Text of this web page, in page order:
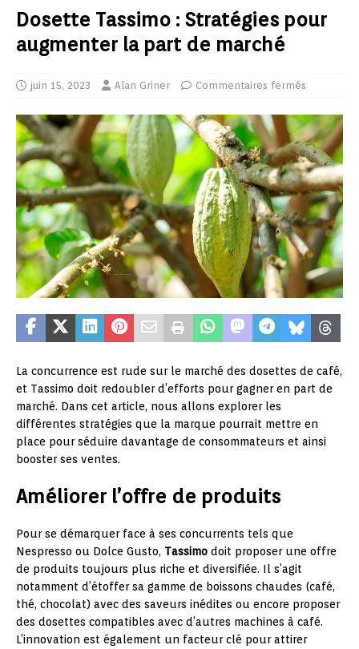
Dosette Tassimo : Stratégies pour
augmenter la part de marché
juin 15, 2023 Alan Griner Commentaires fermés
La concurrence est rude sur le marché des dosettes de café,
et Tassimo doit redoubler d’efforts pour gagner en part de
marché. Dans cet article, nous allons explorer les
différentes stratégies que la marque pourrait mettre en
place pour séduire davantage de consommateurs et ainsi
booster ses ventes.
Améliorer l’offre de produits
Pour se démarquer face à ses concurrents tels que
Nespresso ou Dolce Gusto, Tassimo doit proposer une offre
de produits toujours plus riche et diversifiée. Il s’agit
notamment d’étoffer sa gamme de boissons chaudes (café,
thé, chocolat) avec des saveurs inédites ou encore proposer
des dosettes compatibles avec d’autres machines à café.
L’innovation est également un facteur clé pour attirer